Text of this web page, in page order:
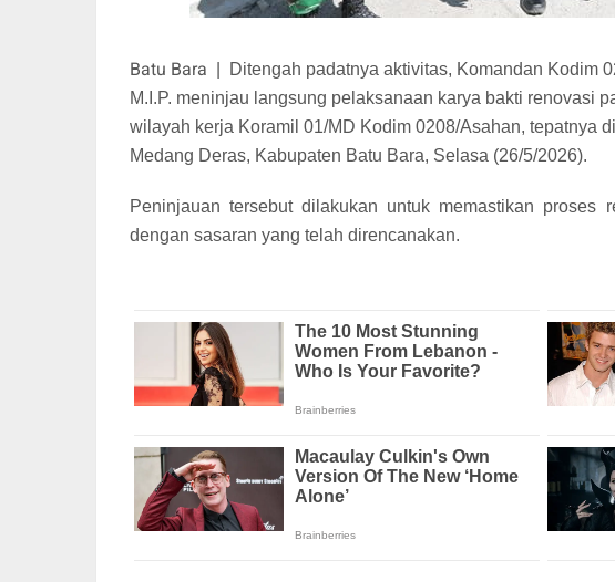
Batu Bara
Ditengah padatnya aktivitas, Komandan Kodim
M.I.P. meninjau langsung pelaksanaan karya bakti renovasi
wilayah kerja Koramil 01/MD Kodim 0208/Asahan, tepatnya
Medang Deras, Kabupaten Batu Bara, Selasa (26/5/2026).
Peninjauan tersebut dilakukan untuk memastikan
dengan sasaran yang telah direncanakan.